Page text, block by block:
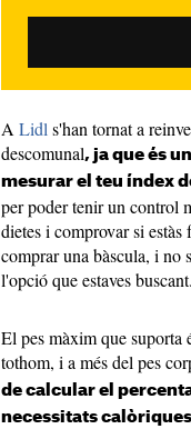
A Lidl s'han tornat a
descomunal, ja que és
mesurar el teu índex
per poder tenir un control
dietes i comprovar si estàs
comprar una bàscula, i no
l'opció que estaves buscant.
El pes màxim que suporta
tothom, i a més del pes
de calcular el
necessitats